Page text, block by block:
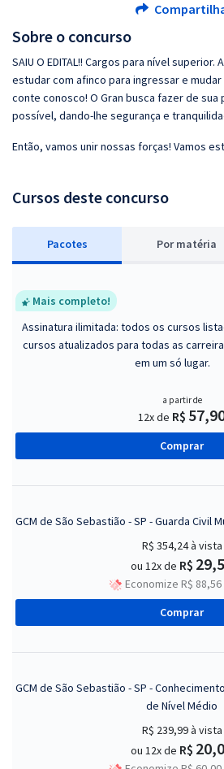
Sobre o concurso
SAIU O EDITAL!! Cargos para nível
estudar com afinco para ingressar e mudar
conte conosco! O Gran busca fazer de sua
possível, dando-lhe segurança e
Então, vamos unir nossas forças! Vamos
Cursos deste concurso
Pacotes Por matéria
Mais completo!
Assinatura ilimitada: todos os cursos
cursos atualizados para todas as
em um só lugar.
a partir de
12x de R$
Comprar
GCM de São Sebastião - SP - Guarda Civil
R$ 354,24à vista
ou 12x de R$
Economize R$ 88,56
Comprar
GCM de São Sebastião - SP -
de Nível Médio
R$ 239,99à vista
ou 12x de R$